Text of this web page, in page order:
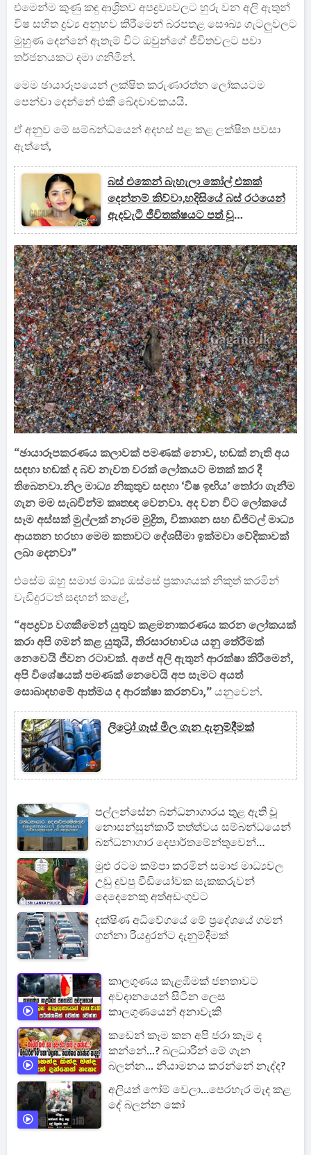
එමෙන්ම කුණු කඳු ආශ්‍රිතව අපද්‍රව්‍යවලට හුරු වන අලි ඇතුන්
විෂ සහිත ද්‍රව්‍ය අනුභව කිරීමෙන් බරපතළ සෞඛ්‍ය ගැටලුවලට
මුහුණ දෙන්නේ ඇතැම් විට ඔවුන්ගේ ජීවිතවලට පවා
තර්ජනයකට දමා ගනිමින්.
මෙම ඡායාරූප‍යෙන් ලක්ෂිත කරුණාරත්න ලෝකයටම
පෙන්වා දෙන්නේ එකී ඛේදවාචකයයි.
ඒ අනුව මේ සම්බන්ධයෙන් අදහස් පළ කළ ලක්ෂිත පවසා
ඇත්තේ,
බස් එකෙන් බැහැලා කෝල් එකක්
දෙන්නම් කිව්වා,හදිසියේ බස් රථයෙන්
ඇදවැටී ජීවිතක්ෂයට පත් වූ
වෛද්‍යවරිය ගැන ඇහෙන සංවේදී
කතාව
“ඡායාරූපකරණය කලාවක් පමණක් නොව, හඬක් නැති අය
සඳහා හඬක් ද බව නැවත වරක් ලෝකයට මතක් කර දී
තිබෙනවා.නිල මාධ්‍ය නිකුතුව සඳහා ‘විෂ ඉඟිය’ තෝරා ගැනීම
ගැන මම සැබවින්ම කෘතඥ වෙනවා. අද වන විට ලෝකයේ
සෑම අස්සක් මුල්ලක් නෑරම මුද්‍රිත, විකාශන සහ ඩිජිටල් මාධ්‍ය
ආයතන හරහා මෙම කතාවට දේශසීමා ඉක්මවා වේදිකාවක්
ලබා දෙනවා”
එසේම ඔහු සමාජ මාධ්‍ය ඔස්සේ ප්‍රකාශයක් නිකුත් කරමින්
වැඩිදුරටත් සදහන් කළේ,
“අපද්‍රව්‍ය වගකීමෙන් යුතුව කළමනාකරණය කරන ලෝකයක්
කරා අපි ගමන් කළ යුතුයි, තිරසාරභාවය යනු තේරීමක්
නෙවෙයි ජීවන රටාවක්. අපේ අලි ඇතුන් ආරක්ෂා කිරීමෙන්,
අපි විශේෂයක් පමණක් නෙවෙයි අප සැමට අයත්
සොබාදහමේ ආත්මය ද ආරක්ෂා කරනවා,” යනුවෙන්.
ලිට්‍රෝ ගෑස් මිල ගැන දැනුම්දීමක්
පල්ලන්සේන බන්ධනාගාරය තුළ ඇති වූ
නොසන්සුන්කාරී තත්ත්වය සම්බන්ධයෙන්
බන්ධනාගාර දෙපාර්තමේන්තුවෙන්
නිවේදනයක්
මුළු රටම කම්පා කරමින් සමාජ මාධ්‍යවල
උඩු දුවපු වීඩියෝවක සැකකරුවන්
දෙදෙනෙකු අත්අඩංගුවට
දක්ෂිණ අධිවේගයේ මේ ප්‍රදේශයේ ගමන්
ගන්නා රියදුරන්ට දැනුම්දීමක්
කාලගුණය කැළඹීමක් ජනතාවට
අවදානයෙන් සිටින ලෙස
කාලගුණයෙන් අනාවැකි
කඩෙන් කෑම කන අපි ජරා කෑම ද
කන්නේ...? බලධාරීන් මේ ගැන
බලන්න... නියාමනය කරන්නේ නැද්ද?
අලියත් ෆෝම් වෙලා...පෙරහැර මැද කළ
දේ බලන්න කෝ